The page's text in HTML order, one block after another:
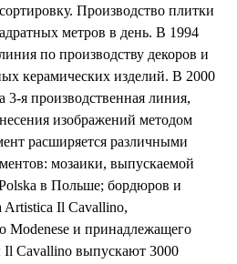
Производство плитки
метров в день. В 1994
по производству декоров и
керамических изделий. В 2000
3-я производственная линия,
изображений методом
расширяется различными
мозаики, выпускаемой
в Польше; бордюров и
Artistica Il Cavallino,
Modenese и принадлежащего
Il Cavallino выпускают 3000